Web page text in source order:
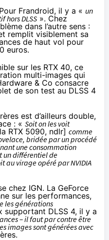
Pour Frandroid, il y a « un
hors DLSS ». Chez
dans l’autre sens :
remplit visiblement sa
de haut vol pour
euros.
sur les RTX 40, ce
multi-images qui
& Co consacre
de son test au DLSS 4
est d’ailleurs double,
: « Soit on les voit
RTX 5090, ndlr] comme
bridée par un procédé
une consommation
un différentiel de
au virage opéré par NVIDIA
chez IGN. La GeForce
sur les performances,
les générations
supportant DLSS 4, il y a
– il faut par contre être
images sont générées avec